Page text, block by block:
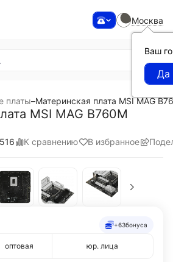
Москва
Ваш
платы–Материнская плата MSI MAG
MSI MAG B760M
К сравнению В избранное
+63бонуса
оптовая юр. лица